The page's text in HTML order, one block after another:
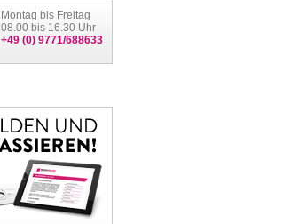
Montag bis Freitag
08.00 bis 16.30 Uhr
+49 (0) 9771/688633